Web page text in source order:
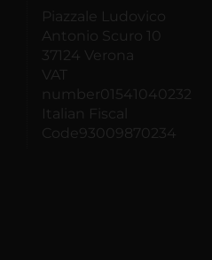
Piazzale Ludovico
Antonio Scuro 10
37124 Verona
VAT
number01541040232
Italian Fiscal
Code93009870234